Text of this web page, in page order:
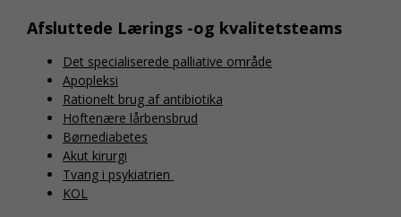
Afsluttede Lærings -og kvalitetsteams
Det specialiserede palliative område
Apopleksi
Rationelt brug af antibiotika
Hoftenære lårbensbrud
Børnediabetes
Akut kirurgi
Tvang i psykiatrien
KOL